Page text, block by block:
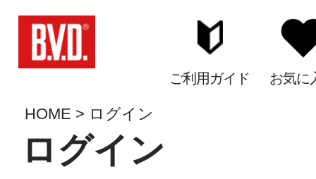
ご利用ガイド お気に
HOME ログイン
ログイン